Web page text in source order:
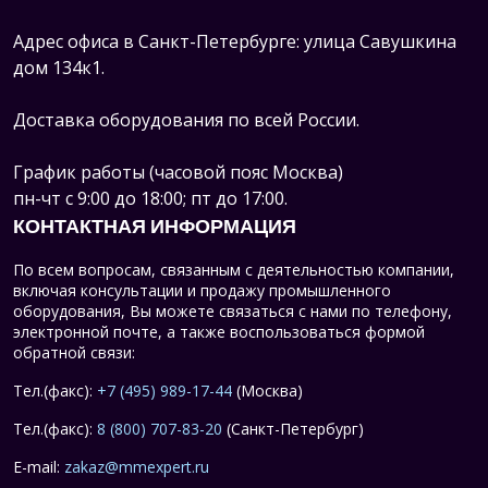
Адрес офиса в Санкт-Петербурге: улица Савушкина
дом 134к1.
Доставка оборудования по всей России.
График работы (часовой пояс Москва)
пн-чт с 9:00 до 18:00; пт до 17:00.
КОНТАКТНАЯ ИНФОРМАЦИЯ
По всем вопросам, связанным с деятельностью компании,
включая консультации и продажу промышленного
оборудования, Вы можете связаться с нами по телефону,
электронной почте, а также воспользоваться формой
обратной связи:
Тел.(факс): +7 (495) 989-17-44 (Москва)
Тел.(факс): 8 (800) 707-83-20 (Санкт-Петербург)
E-mail: zakaz@mmexpert.ru